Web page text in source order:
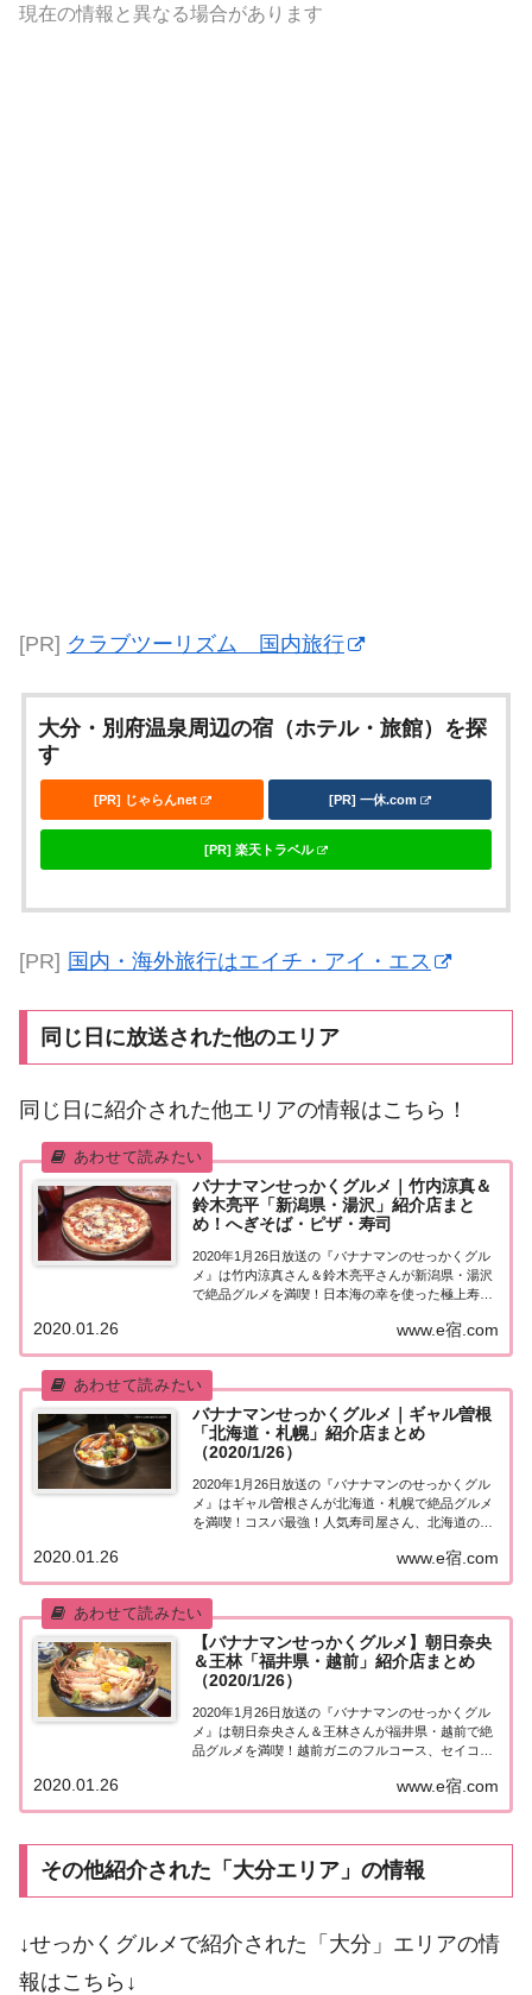
現在の情報と異なる場合があります
[PR] クラブツーリズム 国内旅行
大分・別府温泉周辺の宿（ホテル・旅館）を探
す
[PR] じゃらんnet [PR] 一休.com
[PR] 楽天トラベル
[PR] 国内・海外旅行はエイチ・アイ・エス
同じ日に放送された他のエリア
同じ日に紹介された他エリアの情報はこちら！
バナナマンせっかくグルメ｜竹内涼真＆
鈴木亮平「新潟県・湯沢」紹介店まと
め！へぎそば・ピザ・寿司
2020年1月26日放送の『バナナマンのせっかくグル
メ』は竹内涼真さん＆鈴木亮平さんが新潟県・湯沢
で絶品グルメを満喫！日本海の幸を使った極上寿
介されたお店はこちら！竹内涼真＆鈴木亮平「新潟
県・湯沢」地元の人に「せっかくこの町に来たな
ら...
www.e宿.com
2020.01.26
バナナマンせっかくグルメ｜ギャル曽根
「北海道・札幌」紹介店まとめ
（2020/1/26）
2020年1月26日放送の『バナナマンのせっかくグル
メ』はギャル曽根さんが北海道・札幌で絶品グルメ
を満喫！コスパ最強！人気寿司屋さん、北海道の食
れたお店はこちら！ギャル曽根さんが「北海道・札
幌」へ！地元の人に「せっかくこの町に来たなら...
www.e宿.com
2020.01.26
【バナナマンせっかくグルメ】朝日奈央
＆王林「福井県・越前」紹介店まとめ
（2020/1/26）
2020年1月26日放送の『バナナマンのせっかくグル
メ』は朝日奈央さん＆王林さんが福井県・越前で絶
品グルメを満喫！越前ガニのフルコース、セイコガ
れたお店はこちら！朝日奈央＆王林「福井県・越
前」地元の人に「せっかくこの町に来たなら食べ
www.e宿.com
2020.01.26
その他紹介された「大分エリア」の情報
↓せっかくグルメで紹介された「大分」エリアの情
報はこちら↓